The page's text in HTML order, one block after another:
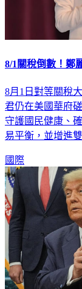
8/1關稅倒數！鄭
8月1日對等關稅
君仍在美國華府
守護國民健康、
易平衡，並增進
國際